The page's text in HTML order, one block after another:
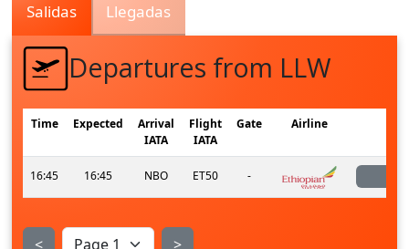
Salidas Llegadas
Departures from LLW
Time Expected
Arrival
IATA
Flight
IATA
Gate Airline
16:45 16:45 NBO ET50 -
< >